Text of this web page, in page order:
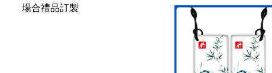
場合禮品訂製